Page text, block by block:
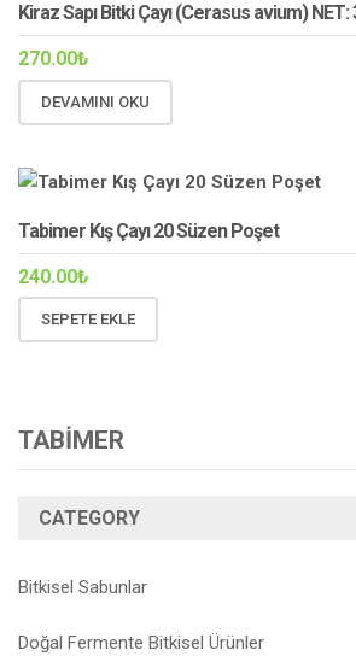
Kiraz Sapı Bitki Çayı (Cerasus avium) NET:
270.00₺
DEVAMINI OKU
Tabimer Kış Çayı 20 Süzen Poşet
240.00₺
SEPETE EKLE
TABİMER
CATEGORY
Bitkisel Sabunlar
Doğal Fermente Bitkisel Ürünler